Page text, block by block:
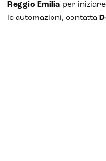
Reggio Emilia per
le automazioni, contatta